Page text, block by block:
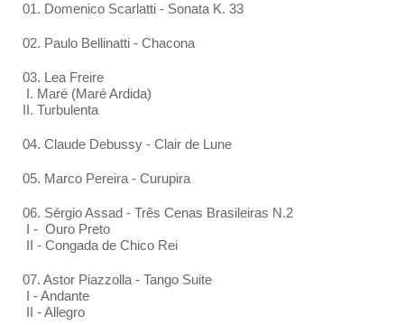
01. Domenico Scarlatti - Sonata K. 33
02. Paulo Bellinatti - Chacona
03. Lea Freire
I. Maré (Maré Ardida)
II. Turbulenta
04. Claude Debussy - Clair de Lune
05. Marco Pereira - Curupira
06. Sérgio Assad - Três Cenas Brasileiras N.2
I - Ouro Preto
II - Congada de Chico Rei
07. Astor Piazzolla - Tango Suite
I - Andante
II - Allegro